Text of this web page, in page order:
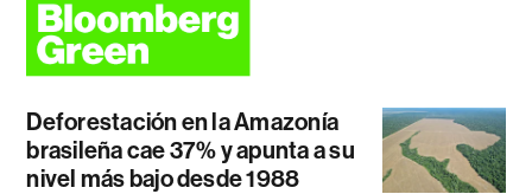
Deforestación en la Amazonía
brasileña cae 37% y apunta a su
nivel más bajo desde 1988